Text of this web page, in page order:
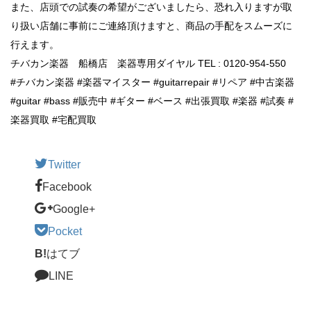
また、店頭での試奏の希望がございましたら、恐れ入りますが取
り扱い店舗に事前にご連絡頂けますと、商品の手配をスムーズに
行えます。
チバカン楽器 船橋店 楽器専用ダイヤル TEL : 0120-954-550
#チバカン楽器 #楽器マイスター #guitarrepair #リペア #中古楽器
#guitar #bass #販売中 #ギター #ベース #出張買取 #楽器 #試奏 #
楽器買取 #宅配買取
Twitter
Facebook
Google+
Pocket
B!はてブ
LINE